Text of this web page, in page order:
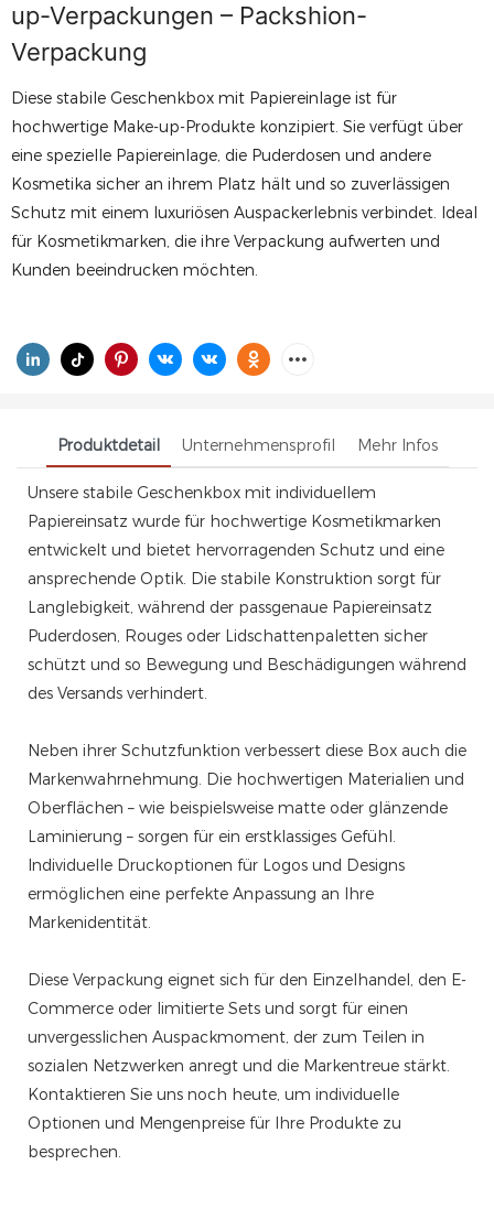
up-Verpackungen – Packshion-
Verpackung
Diese stabile Geschenkbox mit Papiereinlage ist für
hochwertige Make-up-Produkte konzipiert. Sie verfügt über
eine spezielle Papiereinlage, die Puderdosen und andere
Kosmetika sicher an ihrem Platz hält und so zuverlässigen
Schutz mit einem luxuriösen Auspackerlebnis verbindet. Ideal
für Kosmetikmarken, die ihre Verpackung aufwerten und
Kunden beeindrucken möchten.
Produktdetail Unternehmensprofil Mehr Infos
Unsere stabile Geschenkbox mit individuellem
Papiereinsatz wurde für hochwertige Kosmetikmarken
entwickelt und bietet hervorragenden Schutz und eine
ansprechende Optik. Die stabile Konstruktion sorgt für
Langlebigkeit, während der passgenaue Papiereinsatz
Puderdosen, Rouges oder Lidschattenpaletten sicher
schützt und so Bewegung und Beschädigungen während
des Versands verhindert.
Neben ihrer Schutzfunktion verbessert diese Box auch die
Markenwahrnehmung. Die hochwertigen Materialien und
Oberflächen – wie beispielsweise matte oder glänzende
Laminierung – sorgen für ein erstklassiges Gefühl.
Individuelle Druckoptionen für Logos und Designs
ermöglichen eine perfekte Anpassung an Ihre
Markenidentität.
Diese Verpackung eignet sich für den Einzelhandel, den E-
Commerce oder limitierte Sets und sorgt für einen
unvergesslichen Auspackmoment, der zum Teilen in
sozialen Netzwerken anregt und die Markentreue stärkt.
Kontaktieren Sie uns noch heute, um individuelle
Optionen und Mengenpreise für Ihre Produkte zu
besprechen.